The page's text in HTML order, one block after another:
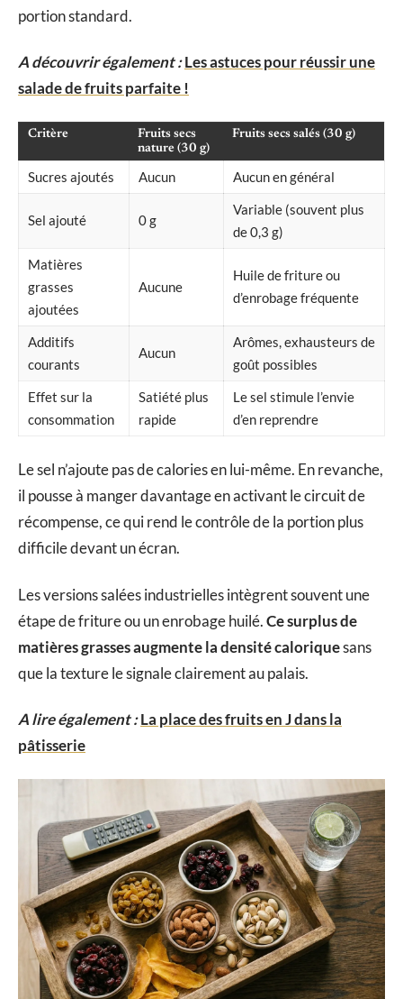
portion standard.
A découvrir également :Les astuces pour réussir une
salade de fruits parfaite !
Critère
Fruits secs
nature (30 g)
Fruits secs salés (30 g)
Sucres ajoutés Aucun Aucun en général
Sel ajouté 0 g
Variable (souvent plus
de 0,3 g)
Matières
grasses
ajoutées
Aucune
Huile de friture ou
d’enrobage fréquente
Additifs
courants
Aucun
Arômes, exhausteurs de
goût possibles
Effet sur la
consommation
Satiété plus
rapide
Le sel stimule l’envie
d’en reprendre
Le sel n’ajoute pas de calories en lui-même. En revanche,
il pousse à manger davantage en activant le circuit de
récompense, ce qui rend le contrôle de la portion plus
difficile devant un écran.
Les versions salées industrielles intègrent souvent une
étape de friture ou un enrobage huilé.Ce surplus de
matières grasses augmente la densité caloriquesans
que la texture le signale clairement au palais.
A lire également :La place des fruits en J dans la
pâtisserie